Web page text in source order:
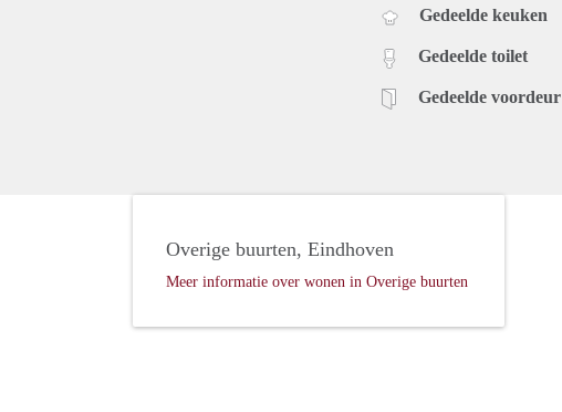
Gedeelde keuken
Gedeelde toilet
Gedeelde voordeur
Overige buurten, Eindhoven
Meer informatie over wonen in Overige buurten